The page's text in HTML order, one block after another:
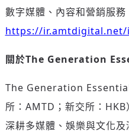
數字媒體、內容和營銷服
https://ir.amtdigital.net/
關於The Generation
The Generation
所：AMTD；新交所：
深耕多媒體、娛樂與文化